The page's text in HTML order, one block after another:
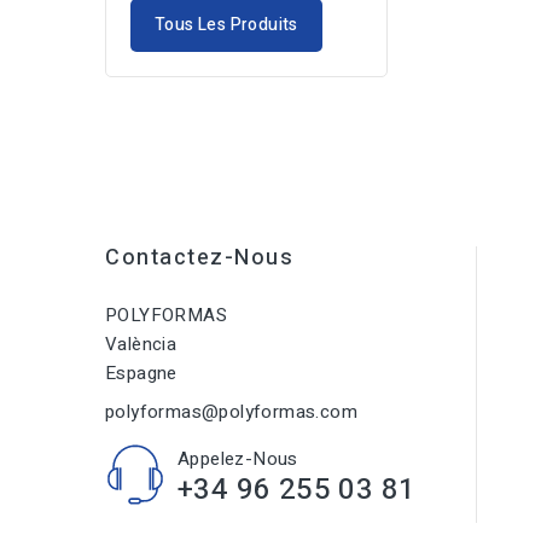
Tous Les Produits
Contactez-Nous
POLYFORMAS
València
Espagne
polyformas@polyformas.com
Appelez-Nous
+34 96 255 03 81